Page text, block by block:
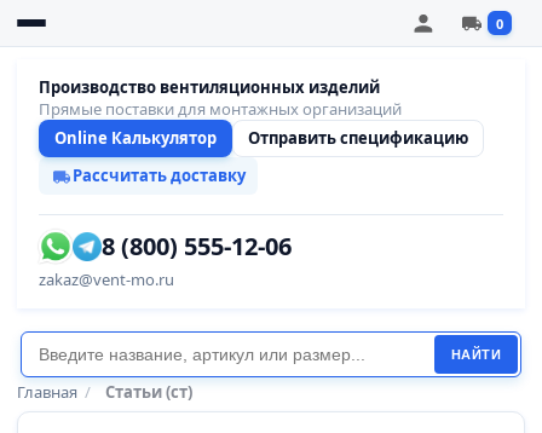
0
Производство вентиляционных изделий
Прямые поставки для монтажных организаций
Online Калькулятор
Отправить спецификацию
Рассчитать доставку
8 (800) 555-12-06
zakaz@vent-mo.ru
НАЙТИ
Главная / Статьи (ст)